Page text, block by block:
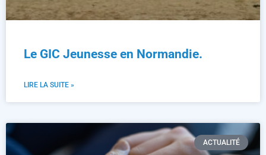
Le GIC Jeunesse en Normandie.
LIRE LA SUITE »
ACTUALITÉ